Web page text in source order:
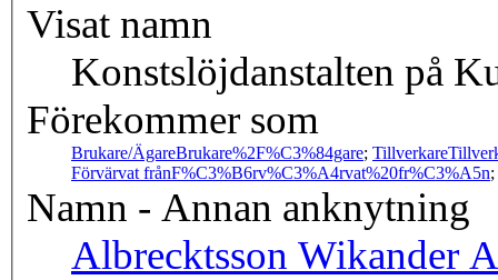
Visat namn
Konstslöjdanstalten på
Förekommer som
Brukare/ÄgareBrukare%2F%C3%84gare; Tillverkare
Förvärvat frånF%C3%B6rv%C3%A4rvat%20fr%C3%A5n;
Namn - Annan anknytning
Albrecktsson Wikander